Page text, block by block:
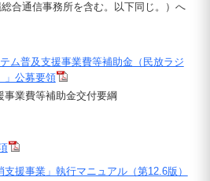
通信事務所を含む。以下同じ。）へ
ム普及支援事業費等補助金（民放ラジ
」公募要領
事業費等補助金交付要綱
支援事業」執行マニュアル（第12.6版）